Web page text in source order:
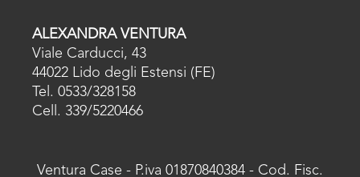
ALEXANDRA VENTURA
Viale Carducci, 43
44022 Lido degli Estensi (FE)
Tel. 0533/328158
Cell. 339/5220466
Ventura Case - P.iva 01870840384 - Cod. Fisc.